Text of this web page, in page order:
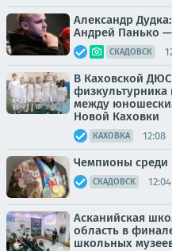
Александр
Андрей Панько
СКАДОВСК
В Каховской
между
Новой Каховки
КАХОВКА 12:08
Чемпионы среди
СКАДОВСК 12:04
Асканийская
область в
школьных